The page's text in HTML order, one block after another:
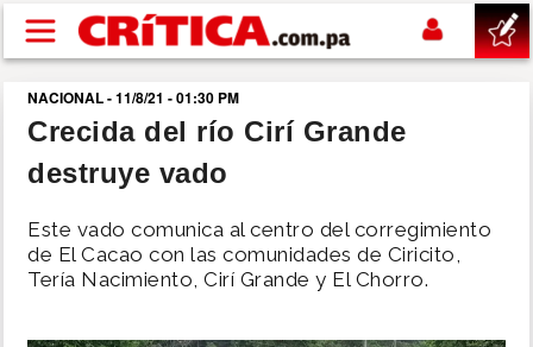
Pasar al contenido principal
buscar
SUCESOS
NACIONAL
NACIONAL - 11/8/21 - 01:30 PM
Crecida del río Cirí Grande
destruye vado
Este vado comunica al centro del corregimiento
de El Cacao con las comunidades de Ciricito,
Tería Nacimiento, Cirí Grande y El Chorro.